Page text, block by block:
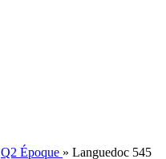
Q2 Époque » Languedoc 545